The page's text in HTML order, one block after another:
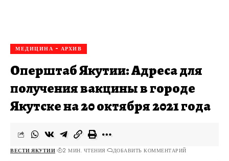
МЕДИЦИНА - АРХИВ
Оперштаб Якутии: Адреса для
получения вакцины в городе
Якутске на 20 октября 2021 года
ВЕСТИ ЯКУТИИ 2 МИН. ЧТЕНИЯ ДОБАВИТЬ КОММЕНТАРИЙ